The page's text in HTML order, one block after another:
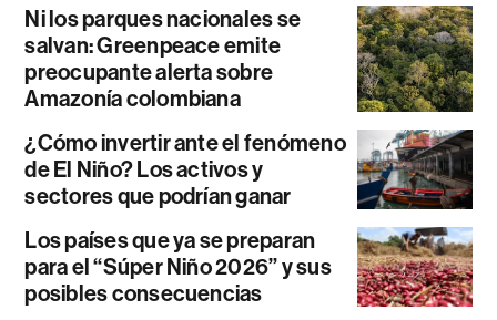
Ni los parques nacionales se
salvan: Greenpeace emite
preocupante alerta sobre
Amazonía colombiana
¿Cómo invertir ante el fenómeno
de El Niño? Los activos y
sectores que podrían ganar
Los países que ya se preparan
para el “Súper Niño 2026” y sus
posibles consecuencias